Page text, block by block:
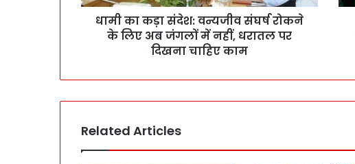
धामी का कड़ा संदेश: वन्यजीव संघर्ष रोकने
के लिए अब जंगलों में नहीं, धरातल पर
दिखना चाहिए काम
Related Articles